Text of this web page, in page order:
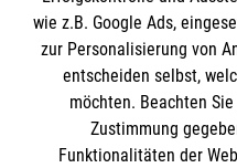
Malteser Jugend
Malteser International
Sharepoint
Empfänger: Malteser
Bank: Pax-Bank für
IBAN:
So finden Sie uns
wie z.B. Google Ads,
zur Personalisierung von
entscheiden selbst,
möchten. Beachten
Zustimmung
Funktionalitäten der